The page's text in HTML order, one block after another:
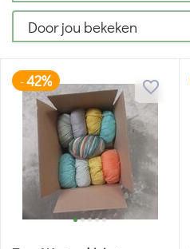
Door jou bekeken
-42%